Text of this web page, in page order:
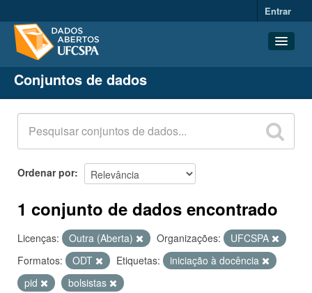
Entrar
Conjuntos de dados
Organizações
Grupos
Sobre
Conjuntos de dados
Ordenar por
1 conjunto de dados encontrado
Licenças: Outra (Aberta) Organizações:
UFCSPA
Formatos:
ODT Etiquetas:
iniciação à docência
pid
bolsistas